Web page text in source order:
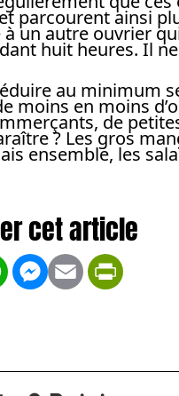
parcourent ainsi
un autre ouvrier
huit heures. Il
au minimum
moins en moins
de
? Les gros
ensemble, les
WhatsApp
Messenger
Email